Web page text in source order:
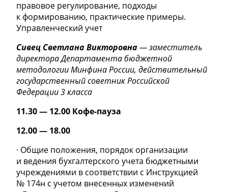
правовое регулирование, подходы
к формированию, практические примеры.
Управленческий учет
Сивец Светлана Викторовна— заместитель
директора Департамента бюджетной
методологии Минфина России, действительный
государственный советник Российской
Федерации 3 класса
11.30 — 12.00 Кофе-пауза
12.00 — 18.00
· Общие положения, порядок организации
и ведения бухгалтерского учета бюджетными
учреждениями в соответствии с Инструкцией
№ 174н с учетом внесенных изменений